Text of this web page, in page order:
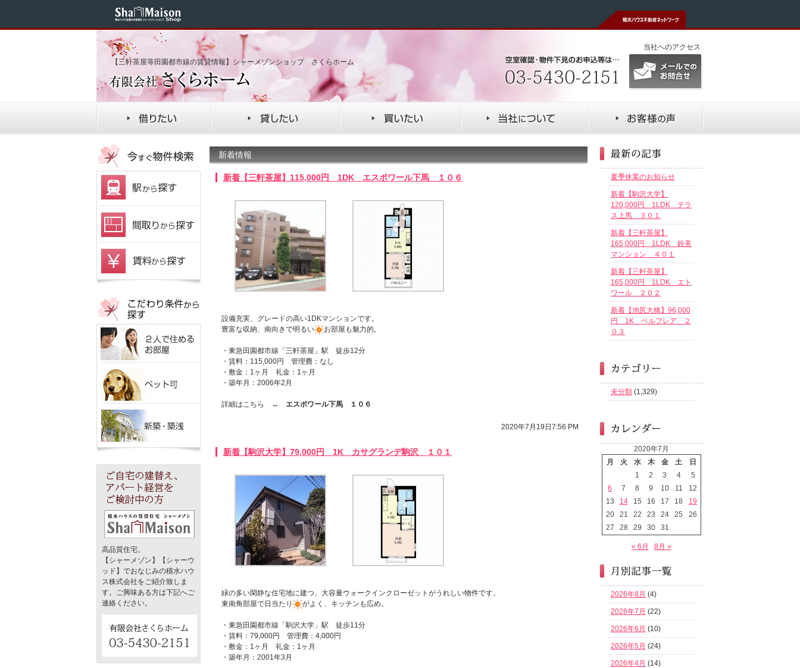
【三軒茶屋等田園都市線の賃貸情報】シャーメゾンショップ さくらホーム
当社へのアクセス
高品質住宅。
【シャーメゾン】【シャーウ
ッド】でおなじみの積水ハウ
ス株式会社をご紹介致しま
す。ご興味ある方は下記へご
連絡ください。
新着情報
新着【三軒茶屋】115,000円 1DK エスポワール下馬 １０６
設備充実、グレードの高い1DKマンションです。
豊富な収納、南向きで明るい
お部屋も魅力的。
・東急田園都市線「三軒茶屋」駅 徒歩12分
・賃料：115,000円 管理費：なし
・敷金：1ヶ月 礼金：1ヶ月
・築年月：2006年2月
詳細はこちら → エスポワール下馬 １０６
2020年7月19日7:56 PM
新着【駒沢大学】79,000円 1K カサグランデ駒沢 １０１
緑の多い閑静な住宅地に建つ、大容量ウォークインクローゼットがうれしい物件です。
東南角部屋で日当たり
がよく、キッチンも広め。
・東急田園都市線「駒沢大学」駅 徒歩11分
・賃料：79,000円 管理費：4,000円
・敷金：1ヶ月 礼金：1ヶ月
・築年月：2001年3月
夏季休業のお知らせ
新着【駒沢大学】
120,000円 1LDK テラ
ス上馬 ３０１
新着【三軒茶屋】
165,000円 1LDK 鈴美
マンション ４０１
新着【三軒茶屋】
165,000円 1LDK エト
ワール ２０２
新着【池尻大橋】96,000
円 1K ベルフレア ２
０３
未分類 (1,329)
2020年7月
月
火 水 木 金 土
日
1
2 3 4
5
6
7 8 9 10 11
12
13
14 15 16 17 18
19
20
21 22 23 24 25
26
27
28 29 30 31
« 6月 8月 »
2026年8月 (4)
2026年7月 (22)
2026年6月 (10)
2026年5月 (24)
2026年4月 (14)